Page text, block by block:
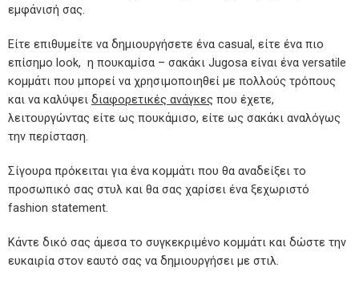
εμφάνισή σας.
Είτε επιθυμείτε να δημιουργήσετε ένα casual, είτε ένα πιο
επίσημο look, η πουκαμίσα – σακάκι Jugosa είναι ένα versatile
κομμάτι που μπορεί να χρησιμοποιηθεί με πολλούς τρόπους
και να καλύψει διαφορετικές ανάγκες που έχετε,
λειτουργώντας είτε ως πουκάμισο, είτε ως σακάκι αναλόγως
την περίσταση.
Σίγουρα πρόκειται για ένα κομμάτι που θα αναδείξει το
προσωπικό σας στυλ και θα σας χαρίσει ένα ξεχωριστό
fashion statement.
Κάντε δικό σας άμεσα το συγκεκριμένο κομμάτι και δώστε την
ευκαιρία στον εαυτό σας να δημιουργήσει με στιλ.